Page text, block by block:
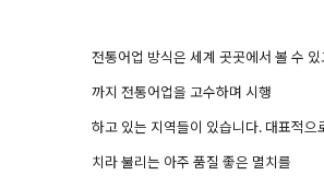
전통어업 방식은 세계 곳곳에서 볼 수
까지 전통어업을 고수하며 시행
하고 있는 지역들이 있습니다. 대표적으
치라 불리는 아주 품질 좋은 멸치를